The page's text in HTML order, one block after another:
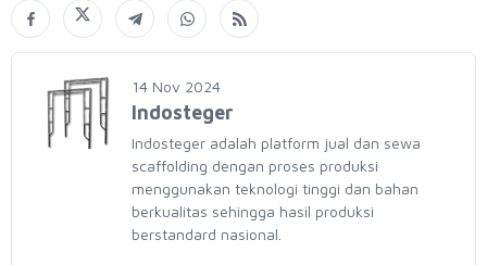
14 Nov 2024
Indosteger
Indosteger adalah platform jual dan sewa
scaffolding dengan proses produksi
menggunakan teknologi tinggi dan bahan
berkualitas sehingga hasil produksi
berstandard nasional.